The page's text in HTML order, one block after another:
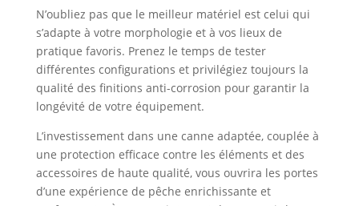
N’oubliez pas que le meilleur matériel est celui qui
s’adapte à votre morphologie et à vos lieux de
pratique favoris. Prenez le temps de tester
différentes configurations et privilégiez toujours la
qualité des finitions anti-corrosion pour garantir la
longévité de votre équipement.
L’investissement dans une canne adaptée, couplée à
une protection efficace contre les éléments et des
accessoires de haute qualité, vous ouvrira les portes
d’une expérience de pêche enrichissante et